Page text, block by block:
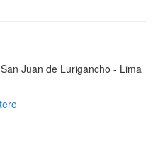
Juan de Lurigancho - Lima